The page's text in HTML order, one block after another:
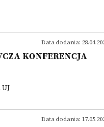
Data dodania:
KONFERENCJA
Data dodania: